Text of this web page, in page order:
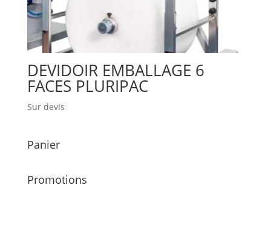
DEVIDOIR EMBALLAGE 6
FACES PLURIPAC
Sur devis
Panier
Promotions